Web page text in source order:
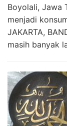
Boyolali, Jawa
menjadi
JAKARTA,
masih banyak